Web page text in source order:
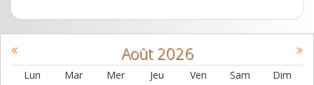
Août 2026
Lun Mar Mer Jeu Ven Sam Dim